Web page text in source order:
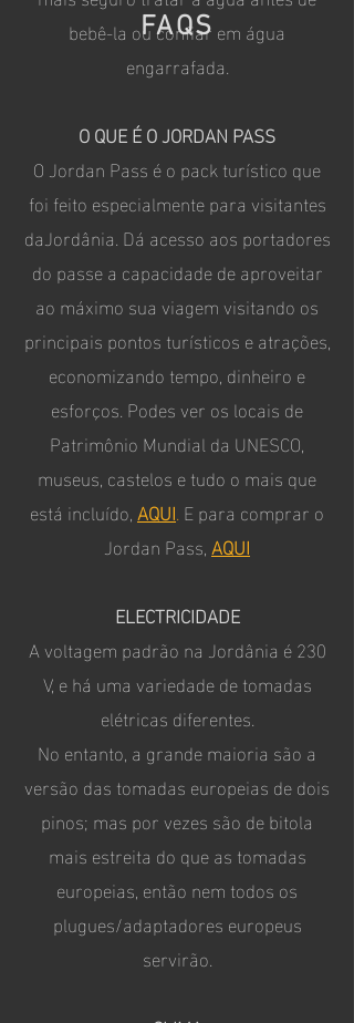
FAQS
bebê-la ou confiar em água
engarrafada.
O QUE É O JORDAN PASS
O Jordan Pass é o pack turístico que
foi feito especialmente para visitantes
daJordânia. Dá acesso aos portadores
do passe a capacidade de aproveitar
ao máximo sua viagem visitando os
principais pontos turísticos e atrações,
economizando tempo, dinheiro e
esforços. Podes ver os locais de
Patrimônio Mundial da UNESCO,
museus, castelos e tudo o mais que
está incluído,AQUI.E para comprar o
Jordan Pass,AQUI
ELECTRICIDADE
A voltagem padrão na Jordânia é 230
V, e há uma variedade de tomadas
elétricas diferentes.
No entanto, a grande maioria são a
versão das tomadas europeias de dois
pinos; mas por vezes são de bitola
mais estreita do que as tomadas
europeias, então nem todos os
plugues/adaptadores europeus
servirão.